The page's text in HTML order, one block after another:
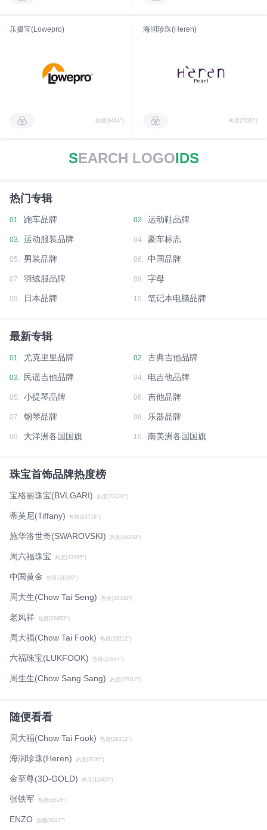
乐摄宝(Lowepro)
热度(8464°)
海润珍珠(Heren)
热度(7030°)
SEARCH LOGOIDS
热门专辑
01. 跑车品牌 02. 运动鞋品牌
03. 运动服装品牌 04. 豪车标志
05. 男装品牌 06. 中国品牌
07. 羽绒服品牌 08. 字母
09. 日本品牌 10. 笔记本电脑品牌
最新专辑
01. 尤克里里品牌 02. 古典吉他品牌
03. 民谣吉他品牌 04. 电吉他品牌
05. 小提琴品牌 06. 吉他品牌
07. 钢琴品牌 08. 乐器品牌
09. 大洋洲各国国旗 10. 南美洲各国国旗
珠宝首饰品牌热度榜
宝格丽珠宝(BVLGARI) 热度(73438°)
蒂芙尼(Tiffany) 热度(63718°)
施华洛世奇(SWAROVSKI) 热度(36249°)
周六福珠宝 热度(33285°)
中国黄金 热度(31689°)
周大生(Chow Tai Seng) 热度(30338°)
老凤祥 热度(29453°)
周大福(Chow Tai Fook) 热度(29312°)
六福珠宝(LUKFOOK) 热度(27547°)
周生生(Chow Sang Sang) 热度(27012°)
随便看看
周大福(Chow Tai Fook) 热度(29312°)
海润珍珠(Heren) 热度(7030°)
金至尊(3D-GOLD) 热度(16407°)
张铁军 热度(6514°)
ENZO 热度(9247°)